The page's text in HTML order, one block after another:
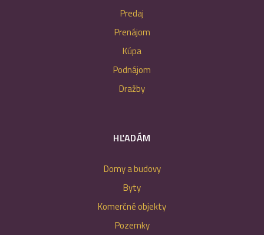
Predaj
Prenájom
Kúpa
Podnájom
Dražby
HĽADÁM
Domy a budovy
Byty
Komerčné objekty
Pozemky